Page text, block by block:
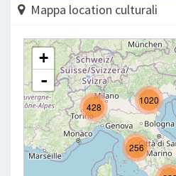
Mappa location culturali